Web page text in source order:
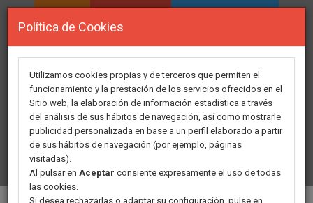
Política de Cookies
Utilizamos cookies propias y de terceros que permiten el
funcionamiento y la prestación de los servicios ofrecidos en el
Sitio web, la elaboración de información estadística a través
del análisis de sus hábitos de navegación, así como mostrarle
publicidad personalizada en base a un perfil elaborado a partir
de sus hábitos de navegación (por ejemplo, páginas
visitadas).
Al pulsar en Aceptar consiente expresamente el uso de todas
las cookies.
Si desea rechazarlas o adaptar su configuración, pulse en
DIRECTORIO DE
RECURSOS
FORMACION
GRUPOS DE TRABAJO ACTIVIDADES
COMUNICADOS